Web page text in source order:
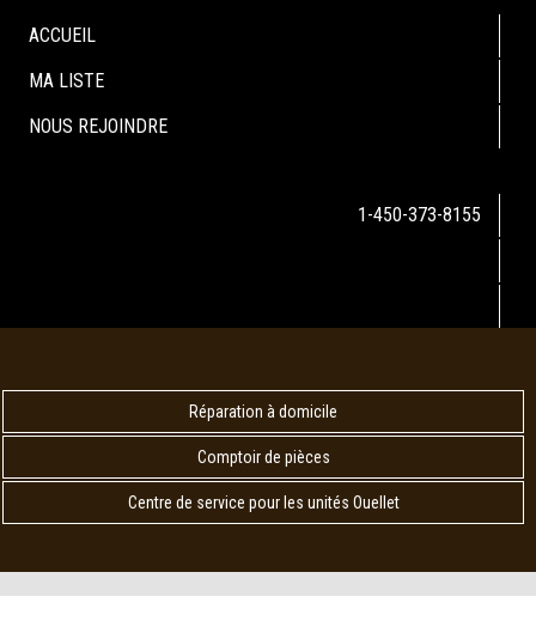
ACCUEIL
MA LISTE
NOUS REJOINDRE
1-450-373-8155
Réparation à domicile
Comptoir de pièces
Centre de service pour les unités Ouellet